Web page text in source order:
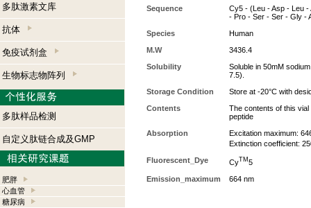
多肽激素文库
抗体
免疫试剂盒
生物标志物阵列
多肽样品检测
自定义肽链合成及GMP
肥胖
心血管
糖尿病
Sequence
Cy5 - (Leu - Asp - Leu
- Pro - Ser - Ser - Gly -
Species
Human
M.W
3436.4
Solubility
Soluble in 50mM
7.5).
Storage Condition
Store at -20°C with
Contents
The contents of this
peptide
Absorption
Excitation maximum:
Extinction coefficient:
Fluorescent_Dye CyTM 5
Emission_maximum 664 nm